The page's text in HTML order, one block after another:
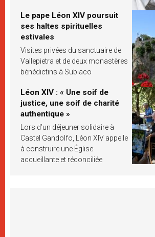
Le pape Léon XIV poursuit
ses haltes spirituelles
estivales
Visites privées du sanctuaire de
Vallepietra et de deux monastères
bénédictins à Subiaco
Léon XIV : « Une soif de
justice, une soif de charité
authentique »
Lors d’un déjeuner solidaire à
Castel Gandolfo, Léon XIV appelle
à construire une Église
accueillante et réconciliée